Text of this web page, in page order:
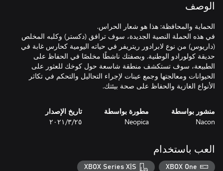
الوصف
في هذه الحملة النصية الجديدة، سوف ترافق (دكستر) وكلبه المخلص
(داريوس) من نوع لابرادور ريتريفر في حياته اليومية كحارس غابة في
حديقة كولورادو الوطنية. وبصفتك ناشطًا مخلصًا في الحفاظ على
الطبيعة، سوف تستكشف منطقة شاسعة حول كوخك للعثور على
الحيوانات ومعالجتها وجمع عينات لإجراء التحاليل والتحكم في تكاثر
الأنواع الغازية والحفاظ على صحة بيئتك.
منشور بواسطة
Nacon
مطورة بواسطة
Neopica
تاريخ الإصدار
٢٥‏/٣‏/٢٠٢١
العب باستخدام
XBOX One
XBOX Series X|S